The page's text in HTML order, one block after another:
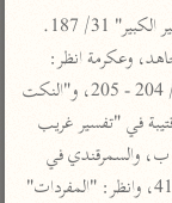
تفسير مقاتل
تفسير قتادة